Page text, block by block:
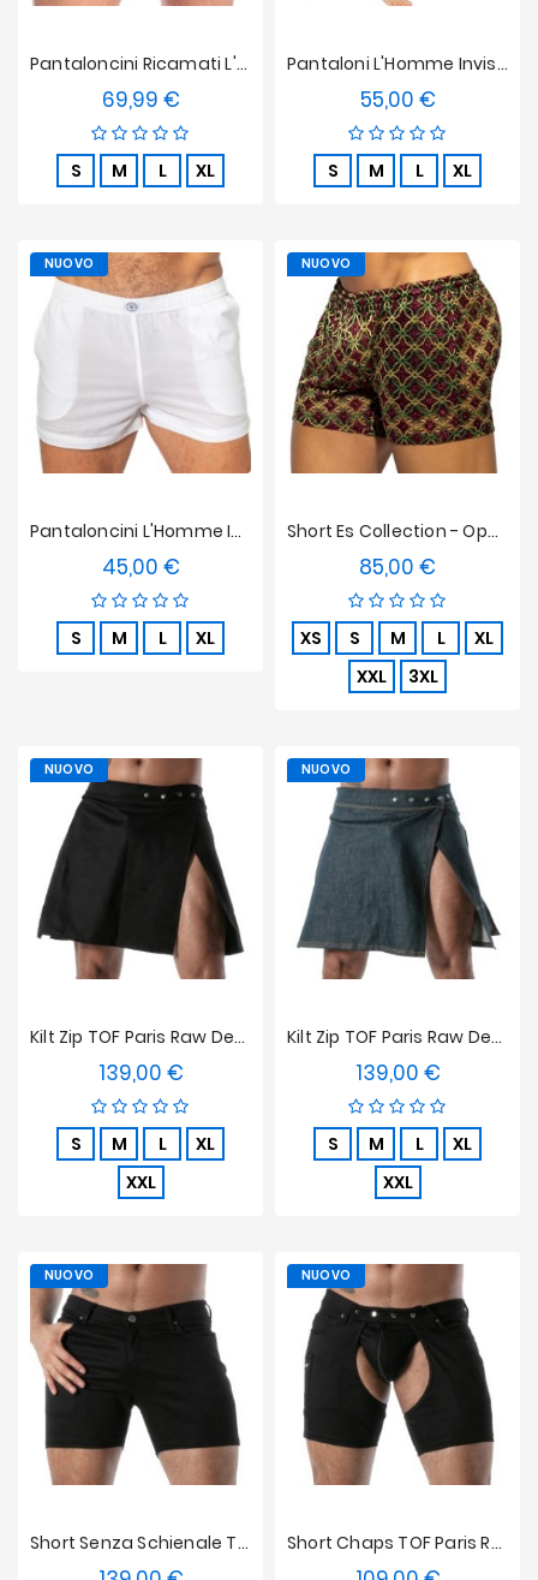
Pantaloncini Ricamati L'Homme Invisible - Bloom
69,99 €Prezzo
S M L XL
Pantaloni L'Homme Invisible - Bianchi Lucidi
55,00 €Prezzo
S M L XL
Pantaloncini L'Homme Invisible - Bianco Lucido
45,00 €Prezzo
S M L XL
NUOVO
Short Es Collection - Opulent
85,00 €
XS S M L
XL
XXL
3XL
NUOVO
Kilt Zip TOF Paris Raw Denim - Nero
139,00 €Prezzo
S M L
XL
XXL
NUOVO
Kilt Zip TOF Paris Raw Denim - Blu
139,00 €Prezzo
S M L
XL
XXL
NUOVO
Short Senza Schienale TOF Paris Denim Grezzo - Nero
NUOVO
Short Chaps TOF Paris Raw Denim - Nero
NUOVO